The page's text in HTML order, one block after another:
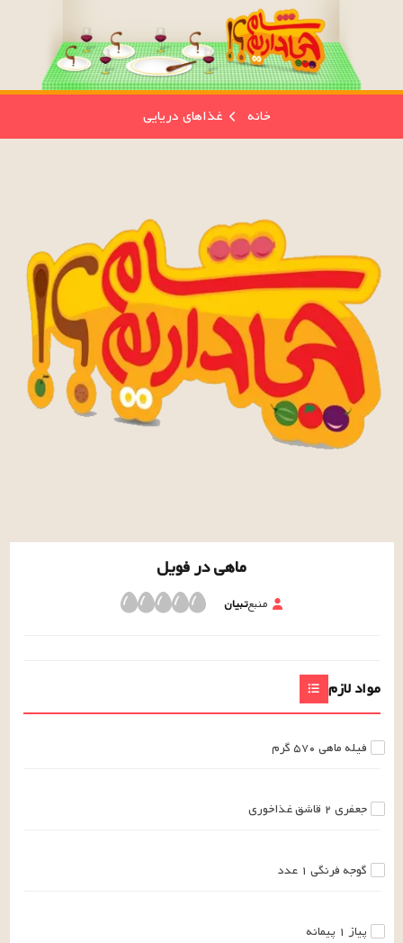
خانه غذاهای دریایی
ماهی ‌در ‌فویل‌
منبعتبیان
مواد لازم
فیله ماهی ۵۷۰گرم
جعفری ۲ قاشق غذاخوری
گوجه فرنگی ۱ عدد
پیاز ۱ پیمانه